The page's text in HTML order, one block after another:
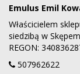
Emulus Emil
Właścicielem
siedzibą w
REGON:
507962622